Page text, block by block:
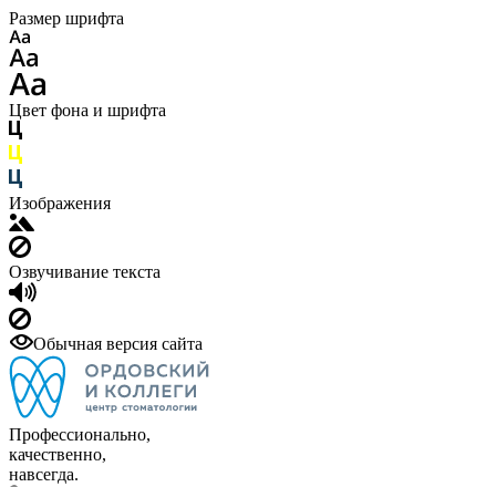
Размер шрифта
Цвет фона и шрифта
Изображения
Озвучивание текста
Обычная версия сайта
Профессионально,
качественно,
навсегда.